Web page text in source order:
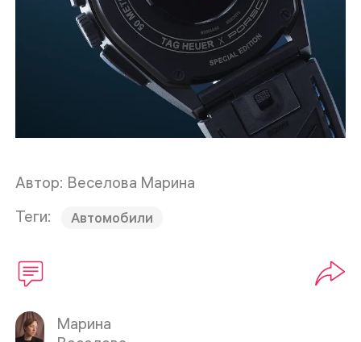
Автор: Веселова Марина
Теги:
Автомобили
Марина